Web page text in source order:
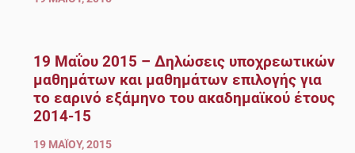
19 Μαΐου 2015 – Δηλώσεις υποχρεωτικών
μαθημάτων και μαθημάτων επιλογής για
το εαρινό εξάμηνο του ακαδημαϊκού έτους
2014-15
19 ΜΑΪ́ΟΥ, 2015